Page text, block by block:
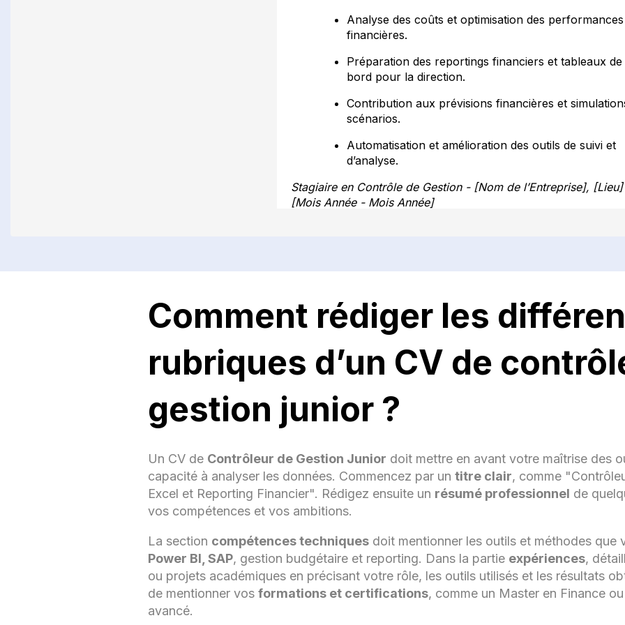
Analyse des coûts et optimisation des performances
financières.
Préparation des reportings financiers et tableaux de
bord pour la direction.
Contribution aux prévisions financières et
scénarios.
Automatisation et amélioration des outils de suivi et
d’analyse.
Stagiaire en Contrôle de Gestion - [Nom de l’Entreprise], [Lieu]
[Mois Année - Mois Année]
Production de reportings financiers et
Contribution aux clôtures mensuelles et annuelles.
Support à l’amélioration des processus financiers et
outils d’analyse.
Master en Finance / Contrôle de Gestion - [Nom de l’Université /
École], [Année](Exemple : Master 2 en Contrôle de Gestion et
Certification(si applicable : CIMA, DSCG, Excel avancé, Power
etc.)
COMPÉTENCES
Analyse et reporting financier (KPI, tableaux de bord)
Outils de gestion et BI : Excel (VBA, Power Query),
Power BI, SAP, ERP
Gestion budgétaire et prévisionnelle
Comment rédiger les
rubriques d’un CV de
gestion junior ?
Un CV de Contrôleur de Gestion Junior doit mettre en avant votre maîtrise des
capacité à analyser les données. Commencez par un titre clair, comme
Excel et Reporting Financier". Rédigez ensuite un résumé professionnel de
vos compétences et vos ambitions.
La section compétences techniques doit mentionner les outils et méthodes que
Power BI, SAP, gestion budgétaire et reporting. Dans la partie expériences,
ou projets académiques en précisant votre rôle, les outils utilisés et les résultats
de mentionner vos formations et certifications, comme un Master en Finance
avancé.